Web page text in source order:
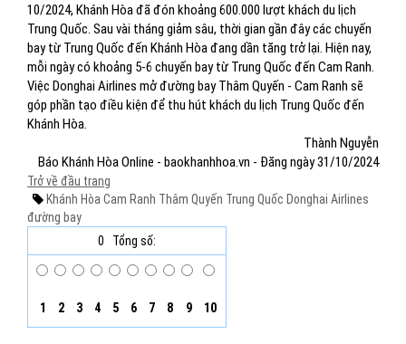
10/2024, Khánh Hòa đã đón khoảng 600.000 lượt khách du lịch
Trung Quốc. Sau vài tháng giảm sâu, thời gian gần đây các chuyến
bay từ Trung Quốc đến Khánh Hòa đang dần tăng trở lại. Hiện nay,
mỗi ngày có khoảng 5-6 chuyến bay từ Trung Quốc đến Cam Ranh.
Việc Donghai Airlines mở đường bay Thâm Quyến - Cam Ranh sẽ
góp phần tạo điều kiện để thu hút khách du lịch Trung Quốc đến
Khánh Hòa.
Thành Nguyễn
Báo Khánh Hòa Online - baokhanhhoa.vn - Đăng ngày 31/10/2024
Trở về đầu trang
Khánh Hòa Cam Ranh Thâm Quyến Trung Quốc Donghai Airlines
đường bay
0
Tổng số:
1 2 3 4 5 6 7 8 9 10